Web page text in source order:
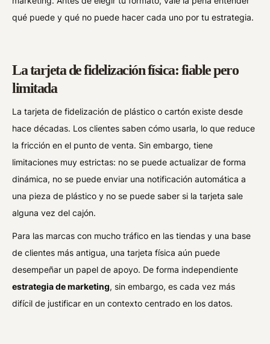
qué puede y qué no puede hacer cada uno por tu estrategia.
La tarjeta de fidelización física: fiable pero
limitada
La tarjeta de fidelización de plástico o cartón existe desde
hace décadas. Los clientes saben cómo usarla, lo que reduce
la fricción en el punto de venta. Sin embargo, tiene
limitaciones muy estrictas: no se puede actualizar de forma
dinámica, no se puede enviar una notificación automática a
una pieza de plástico y no se puede saber si la tarjeta sale
alguna vez del cajón.
Para las marcas con mucho tráfico en las tiendas y una base
de clientes más antigua, una tarjeta física aún puede
desempeñar un papel de apoyo. De forma independiente
estrategia de marketing, sin embargo, es cada vez más
difícil de justificar en un contexto centrado en los datos.